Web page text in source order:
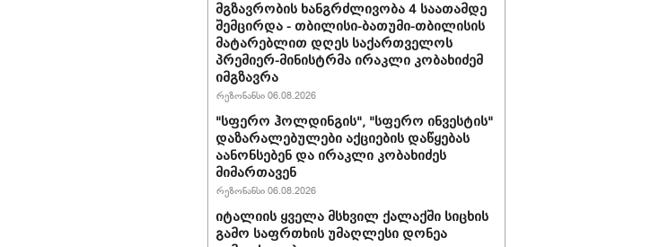
მგზავრობის ხანგრძლივობა 4 საათამდე
შემცირდა - თბილისი-ბათუმი-თბილისის
მატარებლით დღეს საქართველოს
პრემიერ-მინისტრმა ირაკლი კობახიძემ
იმგზავრა
რეზონანსი 06.08.2026
"სფერო ჰოლდინგის", "სფერო ინვესტის"
დაზარალებულები აქციების დაწყებას
აანონსებენ და ირაკლი კობახიძეს
მიმართავენ
რეზონანსი 06.08.2026
იტალიის ყველა მსხვილ ქალაქში სიცხის
გამო საფრთხის უმაღლესი დონეა